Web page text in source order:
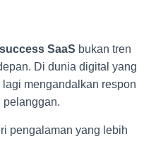
SaaS bukan tren
Di dunia digital yang
mengandalkan respon
pelanggan.
pengalaman yang lebih